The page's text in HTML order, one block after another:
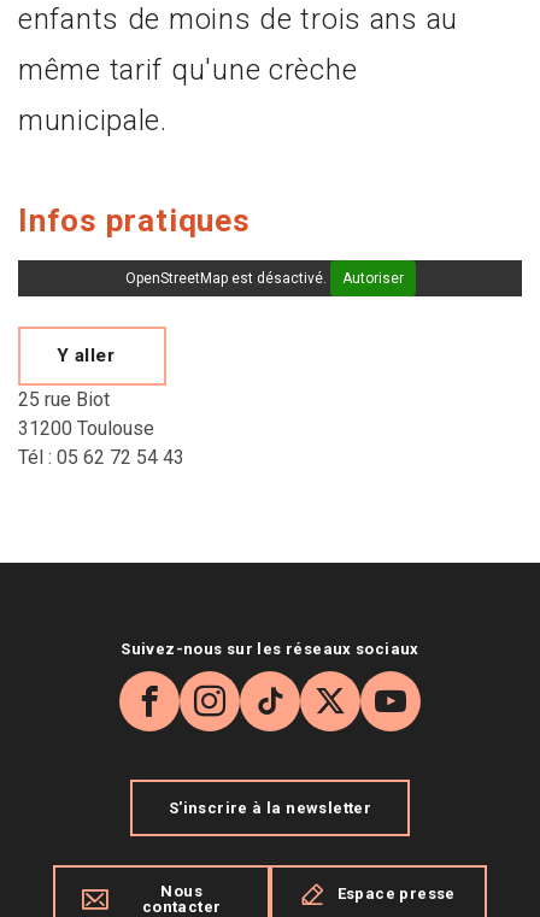
enfants de moins de trois ans au
même tarif qu'une crèche
municipale.
Infos pratiques
OpenStreetMap est désactivé. Autoriser
Y aller
25 rue Biot
31200 Toulouse
Tél : 05 62 72 54 43
Suivez-nous sur les réseaux sociaux
Facebook
Instagram
TikTok
X YouTube
S'inscrire à la newsletter
Nous
contacter
Espace presse